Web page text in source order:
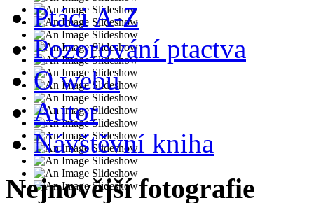
Ptáci A-Z
Pozorování ptactva
O webu
Autor
Návštěvní kniha
Nejnovější fotografie